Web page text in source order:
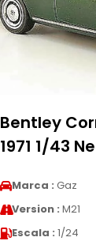
Bentley
1971 1/43
Marca : Gaz
Version : M21
Escala : 1/24